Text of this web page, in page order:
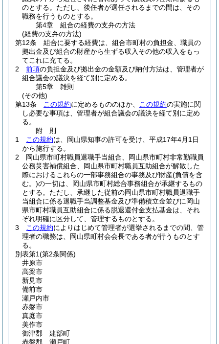
のとする。 ただし、後任者が選任されるまでの間は、その
職務を行うものとする。
第4章
組合の経費の支弁の方法
(経費の支弁の方法)
第12条
組合に要する経費は、組合市町村の負担金、職員の
拠出金及び組合の財産から生ずる収入その他の収入をもっ
てこれに充てる。
2
前項の負担金及び拠出金の金額及び納付方法は、管理者が
組合議会の議決を経て別に定める。
第5章
雑則
(その他)
第13条
この規約に定めるもののほか、 この規約の実施に関
し必要な事項は、管理者が組合議会の議決を経て別に定め
る。
附 則
1
この規約は、岡山県知事の許可を受け、平成17年4月1日
から施行する。
2
岡山県市町村職員退職手当組合、岡山県市町村非常勤職員
公務災害補償組合、岡山県市町村職員互助組合が解散した
際におけるこれらの一部事務組合の事務及び財産(負債を含
む。)の一切は、岡山県市町村総合事務組合が承継するもの
とする。 ただし、承継した従前の岡山県市町村職員退職手
当組合に係る退職手当調整基金及び準備積立金並びに岡山
県市町村職員互助組合に係る脱退還付金支払基金は、それ
ぞれ明確に区分して、管理するものとする。
3
この規約によりはじめて管理者が選挙されるまでの間、管
理者の職務は、岡山県町村会会長である者が行うものとす
る。
別表第1(第2条関係)
井原市
高梁市
新見市
備前市
瀬戸内市
赤磐市
真庭市
美作市
御津郡 建部町
赤磐郡 瀬戸町